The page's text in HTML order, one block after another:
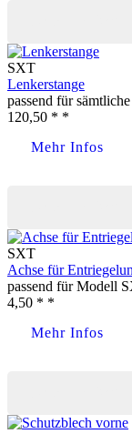
SXT
Lenkerstange
passend für
120,50 * *
Mehr Infos
SXT
Achse für
passend für Modell
4,50 * *
Mehr Infos